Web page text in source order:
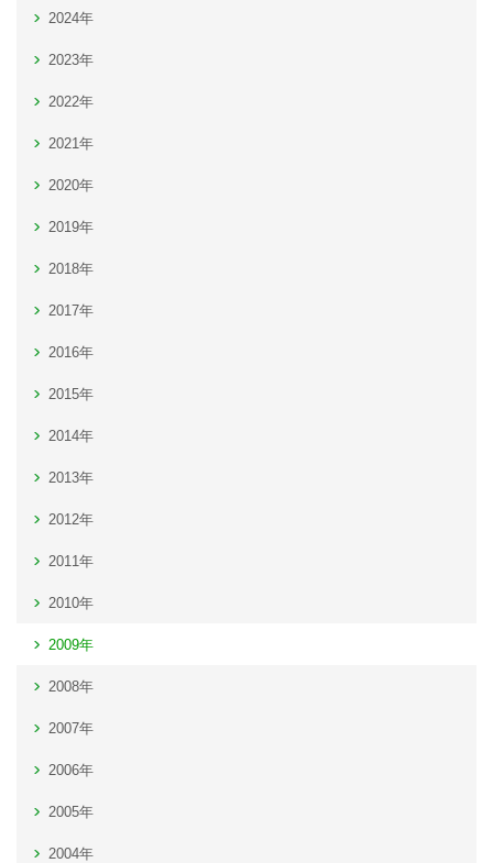
2024年
2023年
2022年
2021年
2020年
2019年
2018年
2017年
2016年
2015年
2014年
2013年
2012年
2011年
2010年
2009年
2008年
2007年
2006年
2005年
2004年